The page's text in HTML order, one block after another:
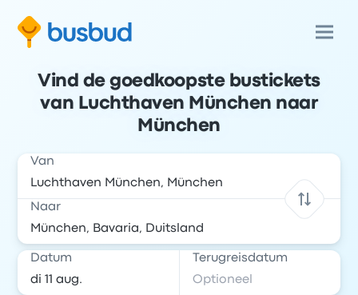
Vind de goedkoopste bustickets
van Luchthaven München naar
München
Van
Naar
Datum Terugreisdatum